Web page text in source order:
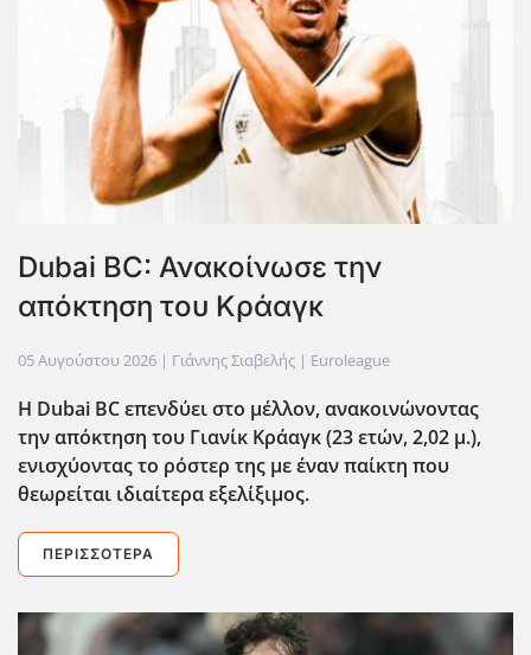
Dubai BC: Ανακοίνωσε την
απόκτηση του Κράαγκ
05 Αυγούστου 2026 | Γιάννης Σιαβελής | Euroleague
Η Dubai BC επενδύει στο μέλλον, ανακοινώνοντας
την απόκτηση του Γιανίκ Κράαγκ (23 ετών, 2,02 μ.),
ενισχύοντας το ρόστερ της με έναν παίκτη που
θεωρείται ιδιαίτερα εξελίξιμος.
ΠΕΡΙΣΣΌΤΕΡΑ